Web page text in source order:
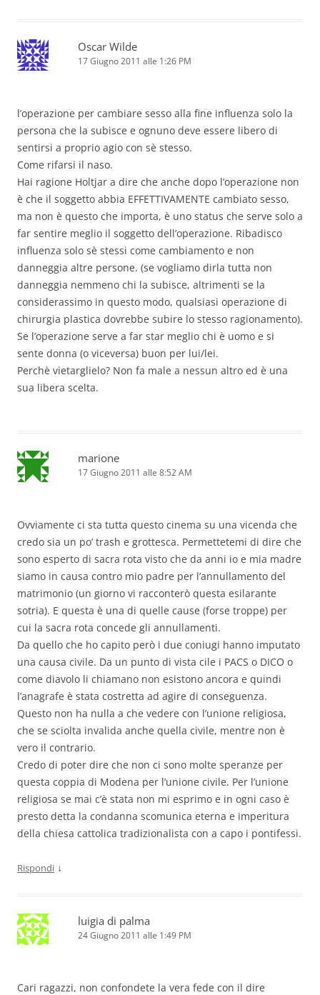
Oscar Wilde
17 Giugno 2011 alle 1:26 PM
l’operazione per cambiare sesso alla fine influenza solo la
persona che la subisce e ognuno deve essere libero di
sentirsi a proprio agio con sè stesso.
Come rifarsi il naso.
Hai ragione Holtjar a dire che anche dopo l’operazione non
è che il soggetto abbia EFFETTIVAMENTE cambiato sesso,
ma non è questo che importa, è uno status che serve solo a
far sentire meglio il soggetto dell’operazione. Ribadisco
influenza solo sè stessi come cambiamento e non
danneggia altre persone. (se vogliamo dirla tutta non
danneggia nemmeno chi la subisce, altrimenti se la
considerassimo in questo modo, qualsiasi operazione di
chirurgia plastica dovrebbe subire lo stesso ragionamento).
Se l’operazione serve a far star meglio chi è uomo e si
sente donna (o viceversa) buon per lui/lei.
Perchè vietarglielo? Non fa male a nessun altro ed è una
sua libera scelta.
marione
17 Giugno 2011 alle 8:52 AM
Ovviamente ci sta tutta questo cinema su una vicenda che
credo sia un po’ trash e grottesca. Permettetemi di dire che
sono esperto di sacra rota visto che da anni io e mia madre
siamo in causa contro mio padre per l’annullamento del
matrimonio (un giorno vi racconterò questa esilarante
sotria). E questa è una di quelle cause (forse troppe) per
cui la sacra rota concede gli annullamenti.
Da quello che ho capito però i due coniugi hanno imputato
una causa civile. Da un punto di vista cile i PACS o DICO o
come diavolo li chiamano non esistono ancora e quindi
l’anagrafe è stata costretta ad agire di conseguenza.
Questo non ha nulla a che vedere con l’unione religiosa,
che se sciolta invalida anche quella civile, mentre non è
vero il contrario.
Credo di poter dire che non ci sono molte speranze per
questa coppia di Modena per l’unione civile. Per l’unione
religiosa se mai c’è stata non mi esprimo e in ogni caso è
presto detta la condanna scomunica eterna e imperitura
della chiesa cattolica tradizionalista con a capo i pontifessi.
Rispondi ↓
luigia di palma
24 Giugno 2011 alle 1:49 PM
Cari ragazzi, non confondete la vera fede con il dire